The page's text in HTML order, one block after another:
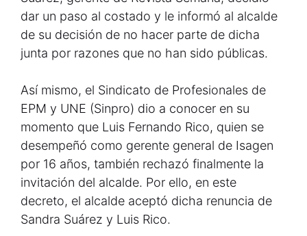
dar un paso al costado y le informó al alcalde
de su decisión de no hacer parte de dicha
junta por razones que no han sido públicas.
Así mismo, el Sindicato de Profesionales de
EPM y UNE (Sinpro) dio a conocer en su
momento que Luis Fernando Rico, quien se
desempeñó como gerente general de Isagen
por 16 años, también rechazó finalmente la
invitación del alcalde. Por ello, en este
decreto, el alcalde aceptó dicha renuncia de
Sandra Suárez y Luis Rico.